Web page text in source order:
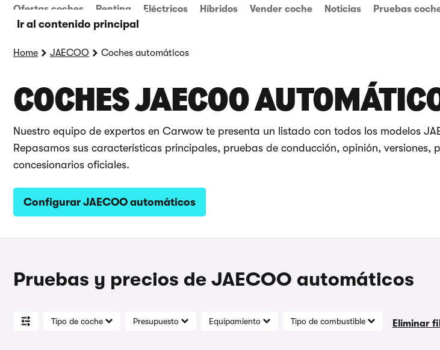
Ir al contenido principal
Ofertas coches Renting Eléctricos Híbridos Vender coche Noticias Pruebas
Home JAECOO Coches automáticos
COCHES JAECOO
Nuestro equipo de expertos en Carwow te presenta un listado con todos los modelos
Repasamos sus características principales, pruebas de conducción, opinión, versiones,
concesionarios oficiales.
Configurar JAECOO automáticos
Pruebas y precios de JAECOO automáticos
Tipo de coche Presupuesto Equipamiento Tipo de combustible Eliminar